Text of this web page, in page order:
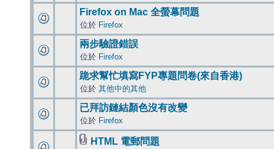
Firefox on Mac 全螢幕問題
位於 Firefox
兩步驗證錯誤
位於 Firefox
跪求幫忙填寫FYP專題問卷(來自香港)
位於 其他中的其他
已拜訪鏈結顏色沒有改變
位於 Firefox
HTML 電郵問題